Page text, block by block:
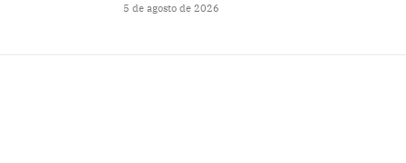
5 de agosto de 2026